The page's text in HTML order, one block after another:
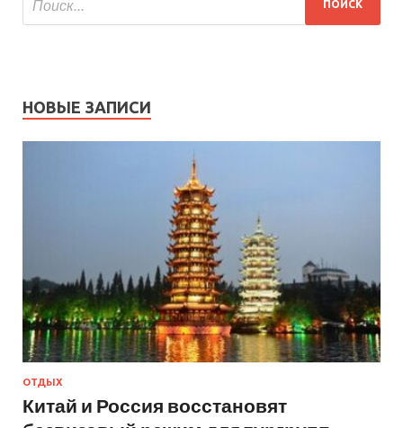
НОВЫЕ ЗАПИСИ
ОТДЫХ
Китай и Россия восстановят